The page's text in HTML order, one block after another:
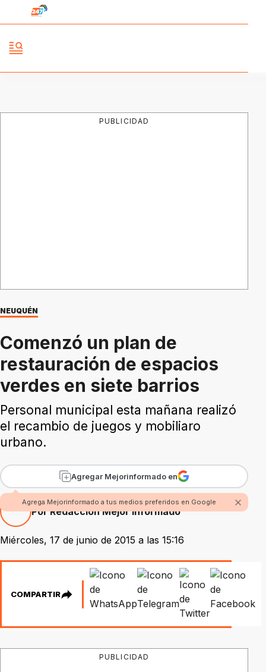
PUBLICIDAD
NEUQUÉN
Comenzó un plan de
restauración de espacios
verdes en siete barrios
Personal municipal esta mañana realizó
el recambio de juegos y mobiliaro
urbano.
Agregar Mejorinformado en
Agrega Mejorinformado a tus medios preferidos en Google
Por Redacción Mejor Informado
Miércoles, 17 de junio de 2015 a las 15:16
COMPARTIR
PUBLICIDAD